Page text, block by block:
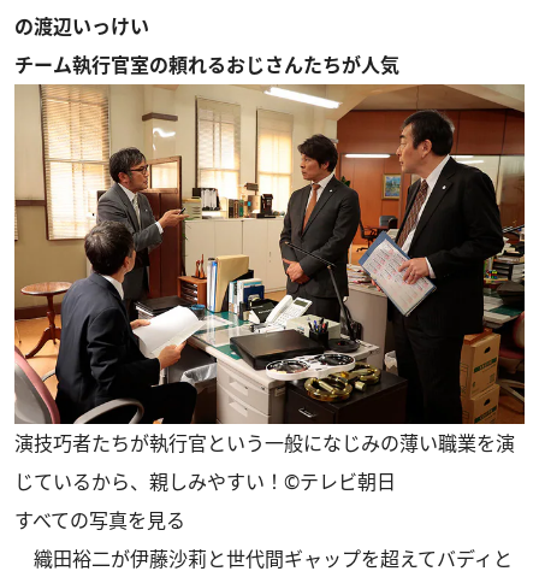
の渡辺いっけい
チーム執行官室の頼れるおじさんたちが人気
演技巧者たちが執行官という一般になじみの薄い職業を演
じているから、親しみやすい！©テレビ朝日
すべての写真を見る
織田裕二が伊藤沙莉と世代間ギャップを超えてバディと